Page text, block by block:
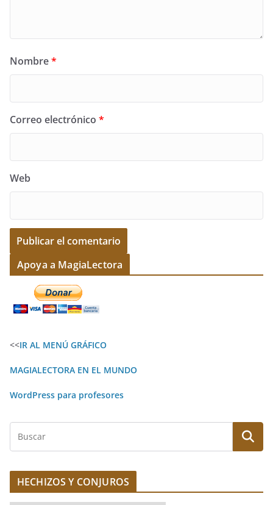
Nombre*
Correo electrónico *
Web
l
e
n
a
i
:
Apoya a MagiaLectora
<<IR AL MENÚ GRÁFICO
MAGIALECTORA EN EL MUNDO
WordPress para profesores
c
HECHIZOS Y CONJUROS